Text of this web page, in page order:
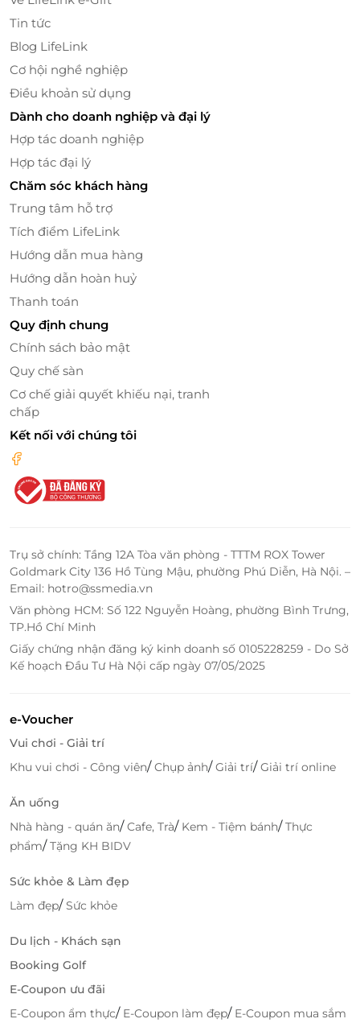
Nguyên liệu sử dụng của VietCare đều có thành
phần từ thiên nhiên, an toàn, lành tính cho mẹ. Đạt
chứng nhận mỹ phẩm sạch ASEAN nên mẹ hoàn
toàn yên tâm sử dụng, hoàn toàn an toàn và lành
VietCare là thương hiệu chuyên cung cấp dịch vụ
chăm sóc trước và sau sinh uy tín tại Việt Nam. Từ
những kinh nghiệm được đúc kết của mình,
dành cho khách hàng của mình từ: nhân viên tư vấn
đến đội ngũ nhân viên chăm sóc, cách thức thanh
toán đều đem lại cho khách hàng sự hài lòng.
Hiện tại, VietCare là đơn vị có các chuyên gia được
tham dự các lớp tiền sản, được giảng dạy về cách
sắc đẹp sau sinh tại các bệnh viện uy tín như: Hồng
Ngọc, Việt Pháp và các lớp tiền sản tại Hà Nội, diễn
Tin tức
Blog LifeLink
Cơ hội nghề nghiệp
Điều khoản sử dụng
Dành cho doanh nghiệp và đại lý
Hợp tác doanh nghiệp
Hợp tác đại lý
Chăm sóc khách hàng
Trung tâm hỗ trợ
Tích điểm LifeLink
Hướng dẫn mua hàng
Hướng dẫn hoàn huỷ
Thanh toán
Quy định chung
Chính sách bảo mật
Quy chế sàn
Cơ chế giải quyết khiếu nại, tranh
chấp
Kết nối với chúng tôi
Trụ sở chính: Tầng 12A Tòa văn phòng - TTTM ROX Tower
Goldmark City 136 Hồ Tùng Mậu, phường Phú Diễn, Hà Nội. –
Email: hotro@ssmedia.vn
Văn phòng HCM: Số 122 Nguyễn Hoàng, phường Bình Trưng,
TP.Hồ Chí Minh
Giấy chứng nhận đăng ký kinh doanh số 0105228259 - Do Sở
Kế hoạch Đầu Tư Hà Nội cấp ngày 07/05/2025
e-Voucher
Vui chơi - Giải trí
Khu vui chơi - Công viên/Chụp ảnh/Giải trí/Giải trí online
Ăn uống
Nhà hàng - quán ăn/Cafe, Trà/ Kem - Tiệm bánh/Thực
phẩm/Tặng KH BIDV
Sức khỏe & Làm đẹp
Làm đẹp/Sức khỏe
Du lịch - Khách sạn
Booking Golf
E-Coupon ưu đãi
E-Coupon ẩm thực/ E-Coupon làm đẹp/ E-Coupon mua sắm